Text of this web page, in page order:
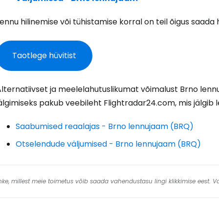
hilinemise või tühistamise korral on teil õigus saada
Taotlege hüvitist
ja meelelahutuslikumat võimalust Brno
pakub veebileht Flightradar24.com, mis jälgib
Saabumised reaalajas - Brno lennujaam (BRQ)
Otselendude väljumised - Brno lennujaam (BRQ)
millest meie toimetus võib saada vahendustasu lingi klikkimise eest.